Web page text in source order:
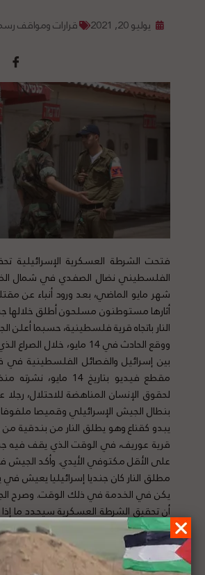
يوليو 20, 2021 قرارات ومواقف
فتحت الشرطة العسكرية الإسرائيلية
الفلسطيني نضال الصفدي في شمال
شهر مايو الماضي، بعد ورود أنباء عن
أثارها مستوطنون مسلحون أطلق خلالها
النار باتجاه قرية فلسطينية، حسبما أعلن
بين إسرائيل والفصائل الفلسطينية في
مقطع فيديو بتاريخ 14
لحقوق الإنسان المناهضة للاحتلال، رجلا
بنطال الجيش الإسرائيلي وقميصا
قرية عوريف، في الوقت الذي يقف فيه
على الأقل مكتوفي الأيدي. وأكد
مطلق النار كان جنديا إسرائيليا يعيش
يكن في الخدمة في ذلك الوقت. وصرح
أن تحقيق الشرطة العسكرية سيحدد ما
بين مقتل الصفدي والحادث في الفيديو،
في سلوك الجندي خارج الخدمة وضباط
الذين خدموا في كتيبة احتياط كانت